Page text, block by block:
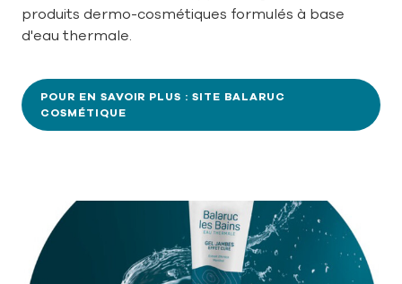
produits dermo-cosmétiques formulés à base
d'eau thermale.
POUR EN SAVOIR PLUS : SITE BALARUC
COSMÉTIQUE